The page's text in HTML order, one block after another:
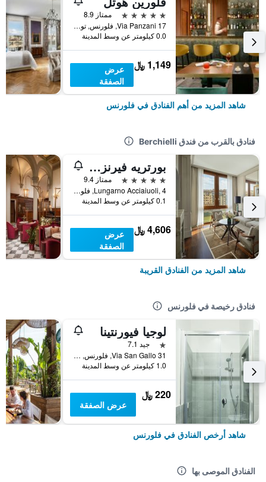
5 نجوم
ممتاز 8.9
17 Via Panzani, فلورنس, توسكانا, إيطاليا
0.0 كيلومتر عن وسط المدينة
1,149 ﷼
عرض
الصفقة
شاهد المزيد من أهم الفنادق في فلورنس
فنادق بالقرب من فندق Berchielli
بورتريه فيرنزي - لونغارنو كوليكشن
5 نجوم
ممتاز 9.4
Lungarno Acciaiuoli, 4, فلورنس, توسكانا, إيطاليا
0.1 كيلومتر عن وسط المدينة
4,606 ﷼
عرض
الصفقة
شاهد المزيد من الفنادق القريبة
فنادق رخيصة في فلورنس
لوجيا فيورنتينا
نجمة واحدة
جيد 7.1
Via San Gallo 31, فلورنس, توسكانا, إيطاليا
1.0 كيلومتر عن وسط المدينة
220 ﷼
عرض الصفقة
شاهد أرخص الفنادق في فلورنس
الفنادق الموصى بها